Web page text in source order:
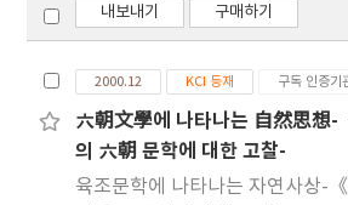
내보내기 구매하기
2000.12 KCI 등재 구독 인증기
六朝文學에 나타나는 自然思想-
의 六朝 문학에 대한 고찰-
육조문학에 나타나는 자연사상-